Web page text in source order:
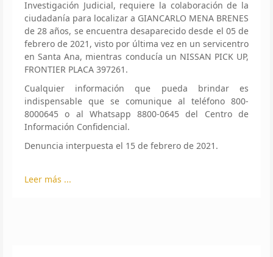
Investigación Judicial, requiere la colaboración de la
ciudadanía para localizar a GIANCARLO MENA BRENES
de 28 años, se encuentra desaparecido desde el 05 de
febrero de 2021, visto por última vez en un servicentro
en Santa Ana, mientras conducía un NISSAN PICK UP,
FRONTIER PLACA 397261.
Cualquier información que pueda brindar es
indispensable que se comunique al teléfono 800-
8000645 o al Whatsapp 8800-0645 del Centro de
Información Confidencial.
Denuncia interpuesta el 15 de febrero de 2021.
Leer más ...